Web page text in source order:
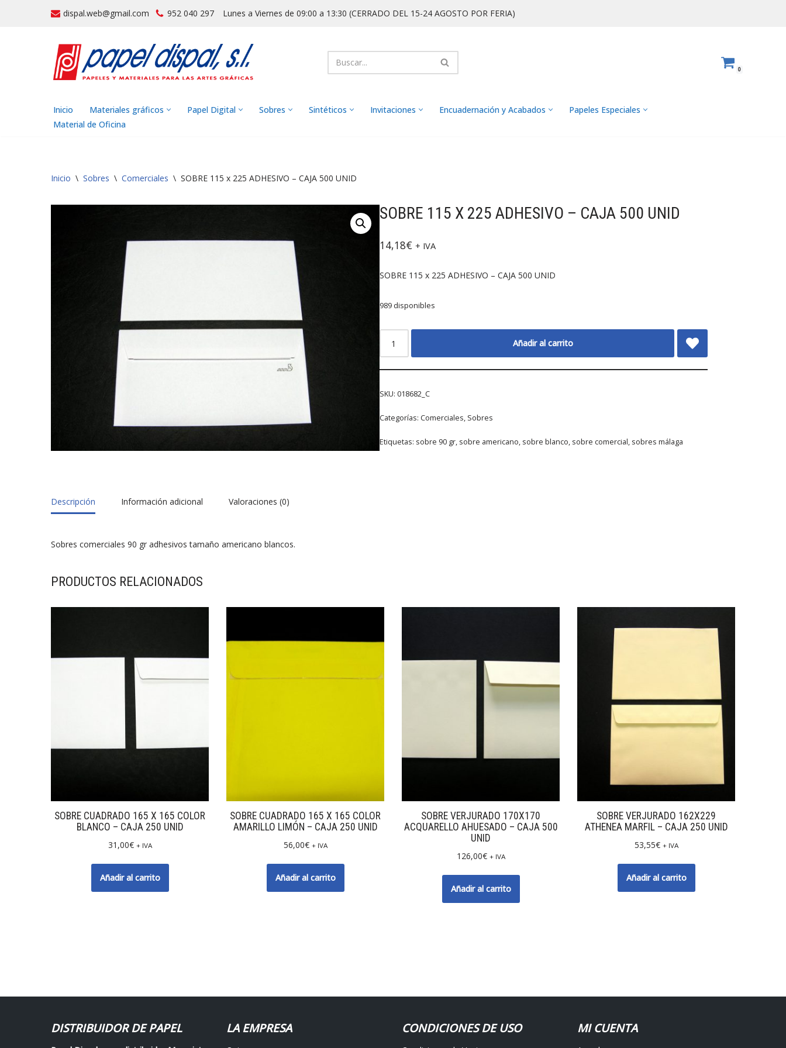
dispal.web@gmail.com 952 040 297 Lunes a Viernes de 09:00 a 13:30 (CERRADO DEL 15-24 AGOSTO POR FERIA)
0
Inicio Materiales gráficos Papel Digital Sobres Sintéticos Invitaciones Encuadernación y Acabados
Papeles Especiales
Material de Oficina
Inicio \ Sobres \ Comerciales \ SOBRE 115 x 225 ADHESIVO – CAJA 500 UNID
SOBRE 115 X 225 ADHESIVO – CAJA 500 UNID
14,18€ + IVA
SOBRE 115 x 225 ADHESIVO – CAJA 500 UNID
989 disponibles
Añadir al carrito
SKU: 018682_C
Categorías: Comerciales, Sobres
Etiquetas: sobre 90 gr, sobre americano, sobre blanco, sobre comercial, sobres málaga
Descripción Información adicional Valoraciones (0)
Sobres comerciales 90 gr adhesivos tamaño americano blancos.
PRODUCTOS RELACIONADOS
SOBRE CUADRADO 165 X 165 COLOR
BLANCO – CAJA 250 UNID
31,00€ + IVA
Añadir al carrito
SOBRE CUADRADO 165 X 165 COLOR
AMARILLO LIMÓN – CAJA 250 UNID
56,00€ + IVA
Añadir al carrito
SOBRE VERJURADO 170X170
ACQUARELLO AHUESADO – CAJA 500
UNID
126,00€ + IVA
Añadir al carrito
SOBRE VERJURADO 162X229
ATHENEA MARFIL – CAJA 250 UNID
53,55€ + IVA
Añadir al carrito
DISTRIBUIDOR DE PAPEL LA EMPRESA CONDICIONES DE USO MI CUENTA